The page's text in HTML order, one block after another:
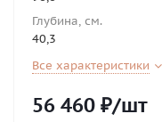
Глубина, см.
40,3
Все характеристики
56 460 ₽/шт